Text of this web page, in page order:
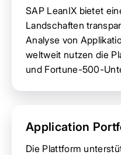
SAP LeanIX bietet
Landschaften
Analyse von
weltweit nutzen die
und Fortune-500-
Application
Die Plattform